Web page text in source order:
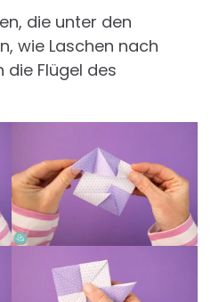
die unter den
wie Laschen nach
die Flügel des